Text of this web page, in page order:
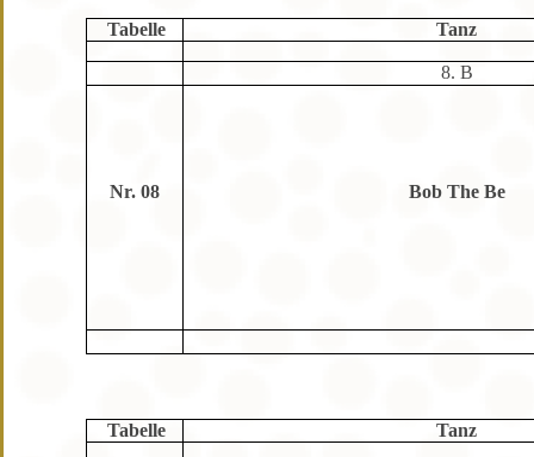
Tabelle Tanz
8. B
Nr. 08 Bob The Be
Tabelle Tanz